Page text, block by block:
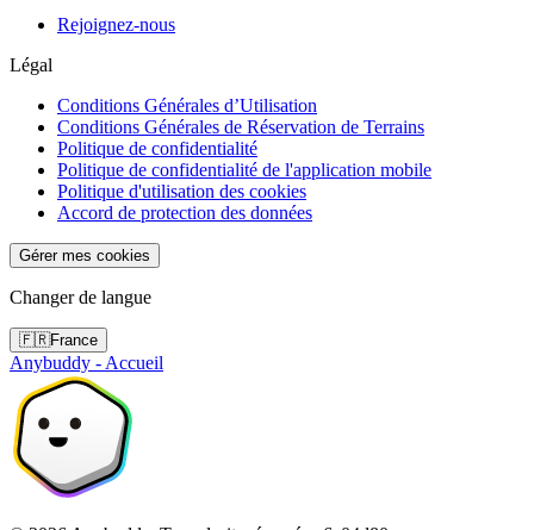
Rejoignez-nous
Légal
Conditions Générales d’Utilisation
Conditions Générales de Réservation de Terrains
Politique de confidentialité
Politique de confidentialité de l'application mobile
Politique d'utilisation des cookies
Accord de protection des données
Gérer mes cookies
Changer de langue
🇫🇷France
Anybuddy - Accueil